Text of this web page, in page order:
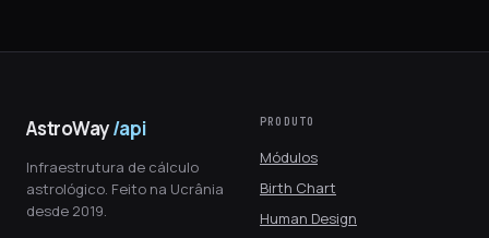
AstroWay/api
Infraestrutura de cálculo
astrológico. Feito na Ucrânia
desde 2019.
PRODUTO
Módulos
Birth Chart
Human Design